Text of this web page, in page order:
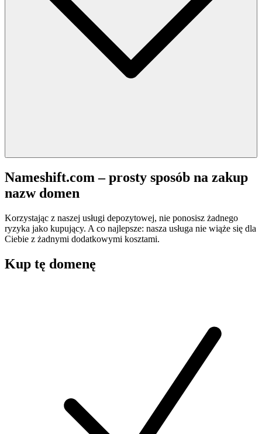
Nameshift.com – prosty sposób na zakup
nazw domen
Korzystając z naszej usługi depozytowej, nie ponosisz żadnego
ryzyka jako kupujący. A co najlepsze: nasza usługa nie wiąże się dla
Ciebie z żadnymi dodatkowymi kosztami.
Kup tę domenę